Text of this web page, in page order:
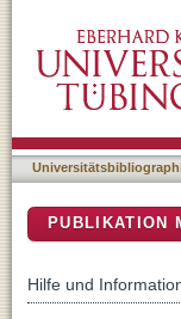
specific
PUBLIKATION
Hilfe und